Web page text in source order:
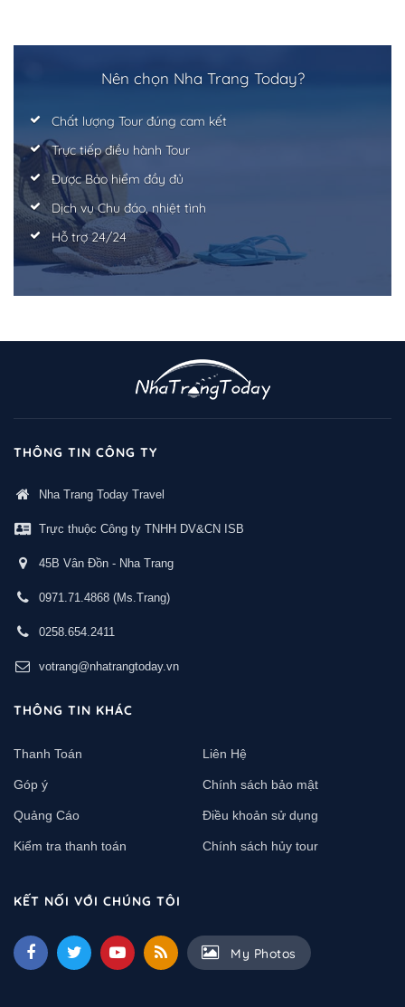
Nên chọn Nha Trang Today?
Chất lượng Tour đúng cam kết
Trực tiếp điều hành Tour
Được Bảo hiểm đầy đủ
Dịch vụ Chu đáo, nhiệt tình
Hỗ trợ 24/24
THÔNG TIN CÔNG TY
Nha Trang Today Travel
Trực thuộc Công ty TNHH DV&CN ISB
45B Vân Đồn - Nha Trang
0971.71.4868 (Ms.Trang)
0258.654.2411
votrang@nhatrangtoday.vn
THÔNG TIN KHÁC
Thanh Toán Liên Hệ
Góp ý Chính sách bảo mật
Quảng Cáo Điều khoản sử dụng
Kiểm tra thanh toán Chính sách hủy tour
KẾT NỐI VỚI CHÚNG TÔI
My Photos